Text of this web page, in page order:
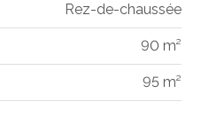
Rez-de-chaussée
90 m²
95 m²